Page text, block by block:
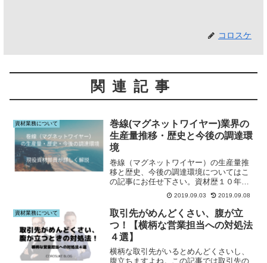
コロスケ
関連記事
資材業務について
巻線(マグネットワイヤー)業界の
生産量推移・歴史と今後の調達環
境
巻線（マグネットワイヤー）の生産量推
移と歴史、今後の調達環境についてはこ
の記事にお任せ下さい。資材歴１０年の
著者が巻線の歴史や今後の調達環境につ
いてまとめています。マグネットワイヤ
ーの歴史、調達環境が知りたい方はこの
記事をご覧下さい。
2019.09.03 2019.09.08
資材業務について
取引先がめんどくさい、腹が立
つ！【横柄な営業担当への対処法
４選】
横柄な取引先がいるとめんどくさいし、
腹立ちますよね。この記事では取引先の